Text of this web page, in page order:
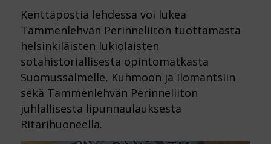
Kenttäpostia lehdessä voi lukea
Tammenlehvän Perinneliiton tuottamasta
helsinkiläisten lukiolaisten
sotahistoriallisesta opintomatkasta
Suomussalmelle, Kuhmoon ja Ilomantsiin
sekä Tammenlehvän Perinneliiton
juhlallisesta lipunnaulauksesta
Ritarihuoneella.